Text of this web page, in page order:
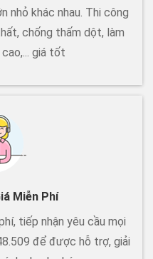
nhỏ khác nhau. Thi công
chống thấm dột, làm
giá tốt
Miễn Phí
tiếp nhận yêu cầu mọi
để được hỗ trợ, giải